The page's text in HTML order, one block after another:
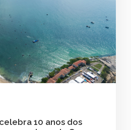
10 anos dos